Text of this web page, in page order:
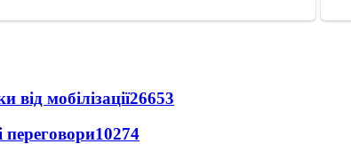
мобілізації26653
переговори10274